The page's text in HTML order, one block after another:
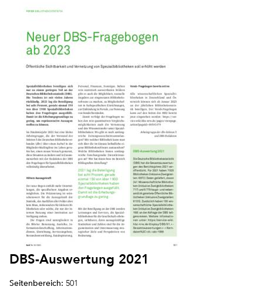
DBS-Auswertung 2021
Seitenbereich: 501